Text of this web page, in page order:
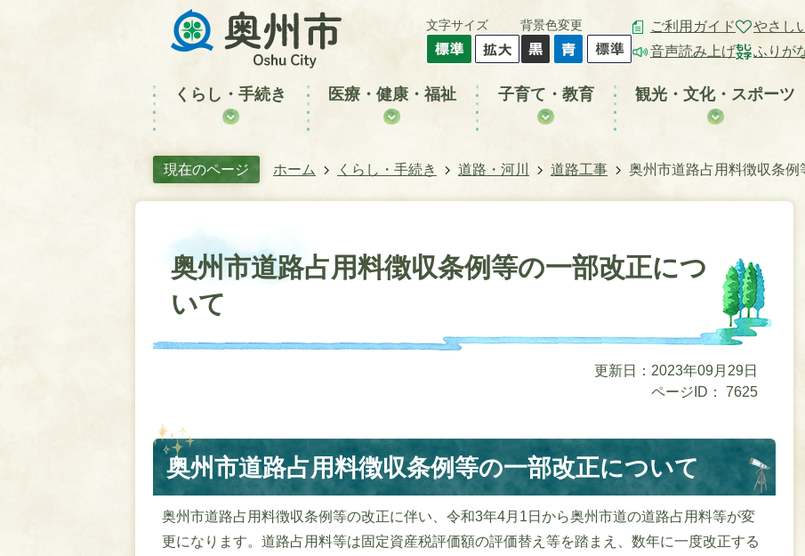
文字サイズ 背景色変更
ご利用ガイド
音声読み上げ
やさし
ふりが
くらし・手続き 医療・健康・福祉 子育て・教育 観光・文化・スポーツ
現在のページ ホーム くらし・手続き 道路・河川 道路工事 奥州市道路占用料徴収条例
奥州市道路占用料徴収条例等の一部改正につ
いて
更新日：2023年09月29日
ページID：
7625
奥州市道路占用料徴収条例等の一部改正について
奥州市道路占用料徴収条例等の改正に伴い、令和3年4月1日から奥州市道の道路占用料等が変
更になります。道路占用料等は固定資産税評価額の評価替え等を踏まえ、数年に一度改正する